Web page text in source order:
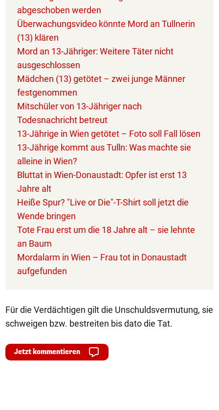
abgeschoben werden
Überwachungsvideo könnte Mord an Tullnerin
(13) klären
Mord an 13-Jähriger: Weitere Täter nicht
ausgeschlossen
Mädchen (13) getötet – zwei junge Männer
festgenommen
Mitschüler von 13-Jähriger nach
Todesnachricht betreut
13-Jährige in Wien getötet – Foto soll Fall lösen
13-Jährige kommt aus Tulln: Was machte sie
alleine in Wien?
Bluttat in Wien-Donaustadt: Opfer ist erst 13
Jahre alt
Heiße Spur? "Live or Die"-T-Shirt soll jetzt die
Wende bringen
Tote Frau erst um die 18 Jahre alt – sie lehnte
an Baum
Mordalarm in Wien – Frau tot in Donaustadt
aufgefunden
Für die Verdächtigen gilt die Unschuldsvermutung, sie
schweigen bzw. bestreiten bis dato die Tat.
Jetzt kommentieren